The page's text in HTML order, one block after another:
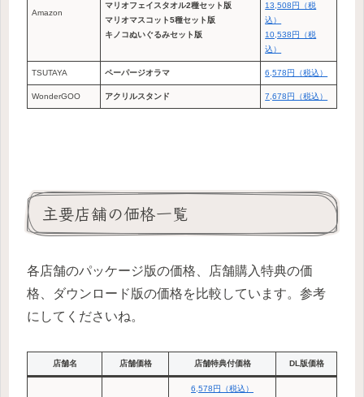
Amazon
マリオフェイスタオル2種セット版
マリオマスコット5種セット版
キノコぬいぐるみセット版
13,508円（税
込）
10,538円（税
込）
TSUTAYA ペーパージオラマ 6,578円（税込）
WonderGOO アクリルスタンド 7,678円（税込）
主要店舗の価格一覧
各店舗のパッケージ版の価格、店舗購入特典の価
格、ダウンロード版の価格を比較しています。参考
にしてくださいね。
店舗名 店舗価格 店舗特典付価格 DL版価格
6,578円（税込）